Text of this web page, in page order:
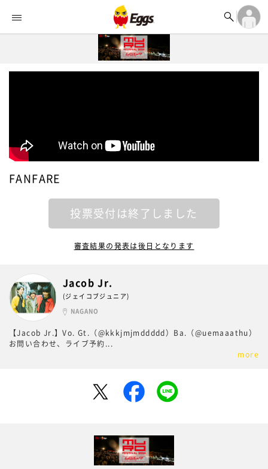


ランキング 
記事 

ログイン
アカウント登録
FANFARE
投票受付は終了しました
審査結果の発表は後日となります
Jacob Jr.
(ジェイコブジュニア)
NAGANO
【Jacob Jr.】Vo. Gt.（@kkkjmjmddddd）Ba.（@uemaaathu）
お問い合わせ、ライブ予約...
more